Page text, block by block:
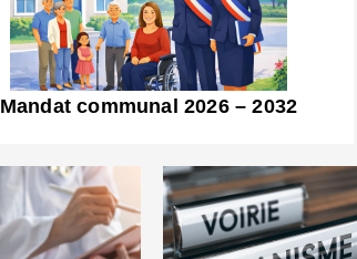
Mandat communal 2026 – 2032